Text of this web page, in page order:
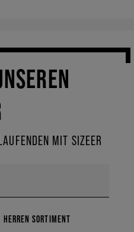
MIT SIZEER
HERREN SORTIMENT